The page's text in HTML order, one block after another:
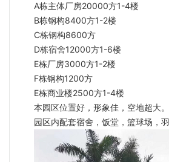
A栋主体厂房20000方1-4楼
B栋钢构8400方1-2楼
C栋钢构8600方
D栋宿舍12000方1-6楼
E栋厂房3000方1-2楼
F栋钢构1200方
E栋商业楼2500方1-4楼
本园区位置好，形象佳，空地超大
园区内配套宿舍，饭堂，篮球场，